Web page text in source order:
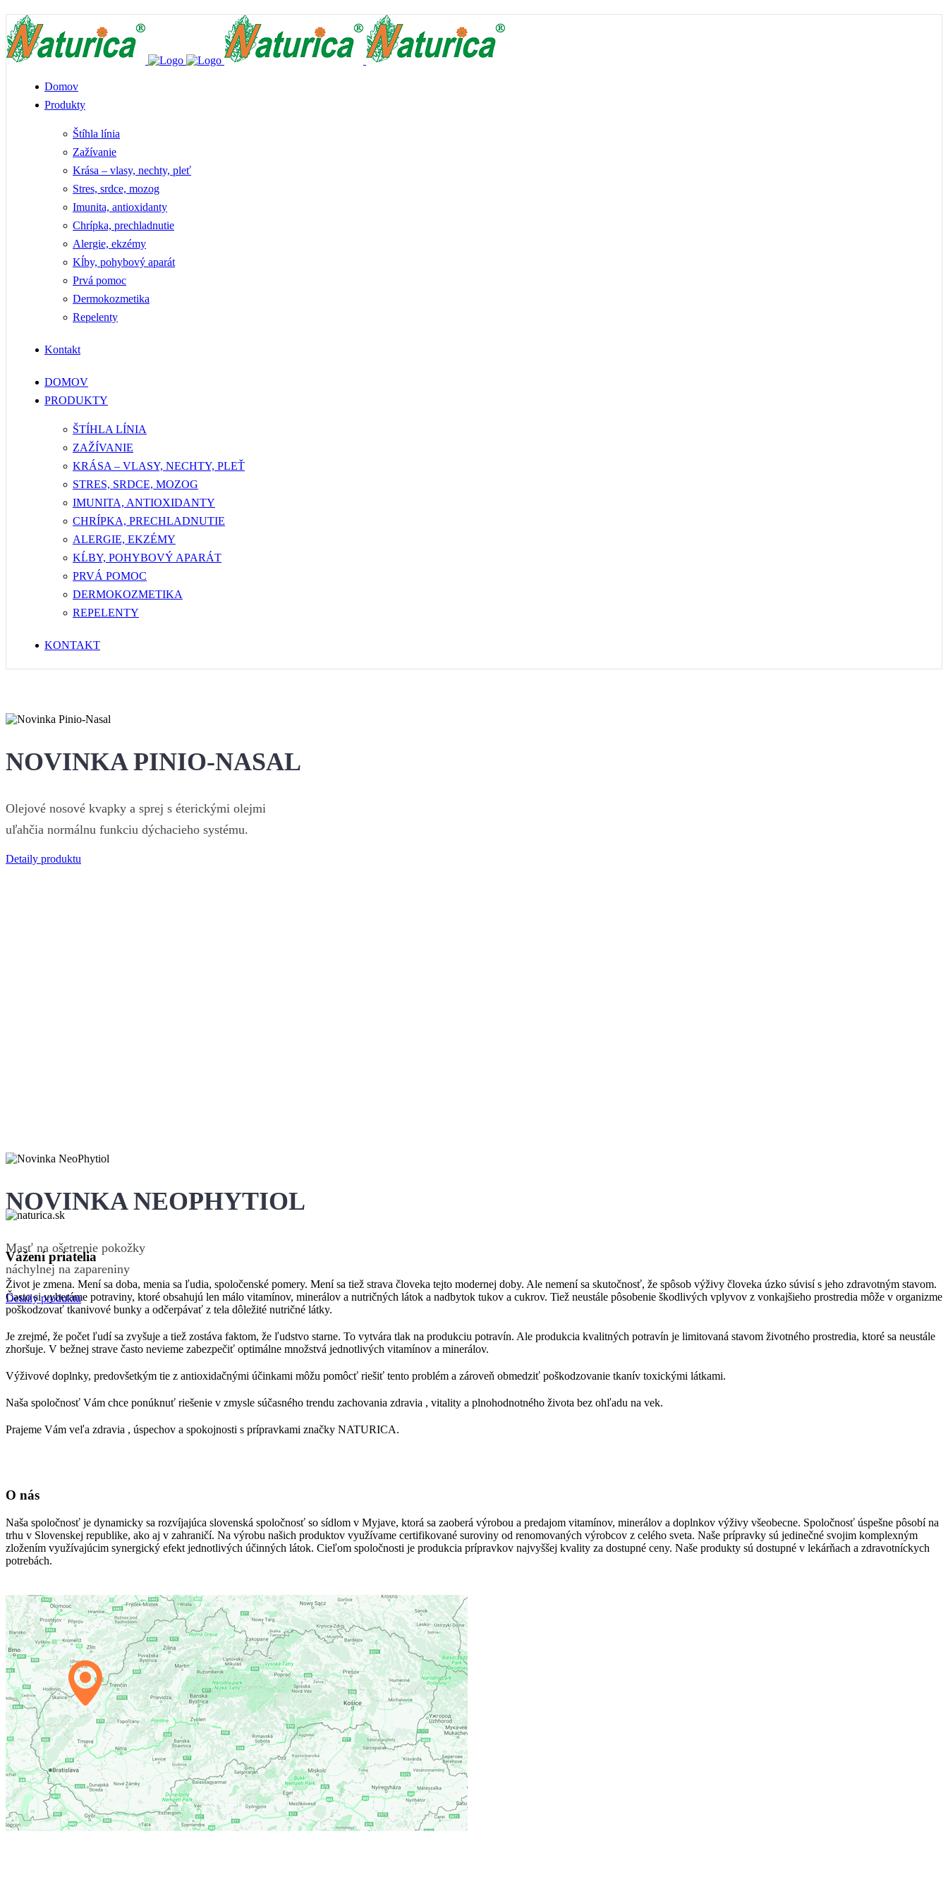
Domov
Produkty
Štíhla línia
Zažívanie
Krása – vlasy, nechty, pleť
Stres, srdce, mozog
Imunita, antioxidanty
Chrípka, prechladnutie
Alergie, ekzémy
Kĺby, pohybový aparát
Prvá pomoc
Dermokozmetika
Repelenty
Kontakt
DOMOV
PRODUKTY
ŠTÍHLA LÍNIA
ZAŽÍVANIE
KRÁSA – VLASY, NECHTY, PLEŤ
STRES, SRDCE, MOZOG
IMUNITA, ANTIOXIDANTY
CHRÍPKA, PRECHLADNUTIE
ALERGIE, EKZÉMY
KĹBY, POHYBOVÝ APARÁT
PRVÁ POMOC
DERMOKOZMETIKA
REPELENTY
KONTAKT
NOVINKA PINIO-NASAL
Olejové nosové kvapky a sprej s éterickými olejmi
uľahčia normálnu funkciu dýchacieho systému.
Detaily produktu
NOVINKA NEOPHYTIOL
Masť na ošetrenie pokožky
náchylnej na zapareniny
Detaily produktu
/ 2 / 2
Vážení priatelia
Život je zmena. Mení sa doba, menia sa ľudia, spoločenské pomery. Mení sa tiež strava človeka tejto modernej doby. Ale nemení sa skutočnosť, že spôsob výživy človeka úzko súvisí s jeho zdravotným stavom.
Často si vyberáme potraviny, ktoré obsahujú len málo vitamínov, minerálov a nutričných látok a nadbytok tukov a cukrov. Tiež neustále pôsobenie škodlivých vplyvov z vonkajšieho prostredia môže v organizme
poškodzovať tkanivové bunky a odčerpávať z tela dôležité nutričné látky.
Je zrejmé, že počet ľudí sa zvyšuje a tiež zostáva faktom, že ľudstvo starne. To vytvára tlak na produkciu potravín. Ale produkcia kvalitných potravín je limitovaná stavom životného prostredia, ktoré sa neustále
zhoršuje. V bežnej strave často nevieme zabezpečiť optimálne množstvá jednotlivých vitamínov a minerálov.
Výživové doplnky, predovšetkým tie z antioxidačnými účinkami môžu pomôcť riešiť tento problém a zároveň obmedziť poškodzovanie tkanív toxickými látkami.
Naša spoločnosť Vám chce ponúknuť riešenie v zmysle súčasného trendu zachovania zdravia , vitality a plnohodnotného života bez ohľadu na vek.
Prajeme Vám veľa zdravia , úspechov a spokojnosti s prípravkami značky NATURICA.
O nás
Naša spoločnosť je dynamicky sa rozvíjajúca slovenská spoločnosť so sídlom v Myjave, ktorá sa zaoberá výrobou a predajom vitamínov, minerálov a doplnkov výživy všeobecne. Spoločnosť úspešne pôsobí na
trhu v Slovenskej republike, ako aj v zahraničí. Na výrobu našich produktov využívame certifikované suroviny od renomovaných výrobcov z celého sveta. Naše prípravky sú jedinečné svojim komplexným
zložením využívajúcim synergický efekt jednotlivých účinných látok. Cieľom spoločnosti je produkcia prípravkov najvyššej kvality za dostupné ceny. Naše produkty sú dostupné v lekárňach a zdravotníckych
potrebách.